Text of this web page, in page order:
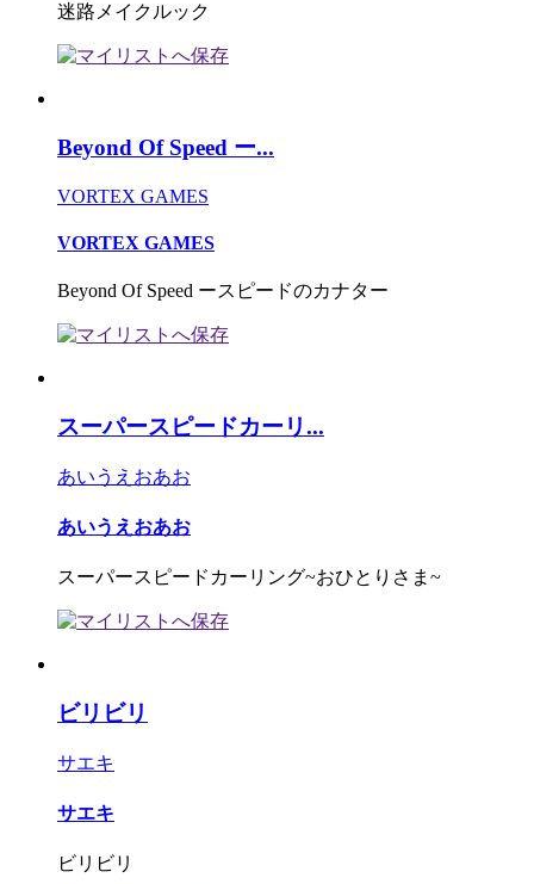
迷路メイクルック
Beyond Of Speed ー...
VORTEX GAMES
VORTEX GAMES
Beyond Of Speed ースピードのカナター
スーパースピードカーリ...
あいうえおあお
あいうえおあお
スーパースピードカーリング~おひとりさま~
ビリビリ
サエキ
サエキ
ビリビリ